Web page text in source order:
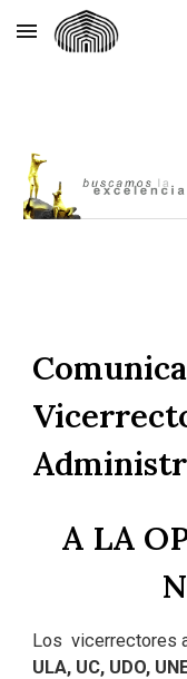
Skip to main content
A LA
Los vicerrectores
ULA, UC, UDO,